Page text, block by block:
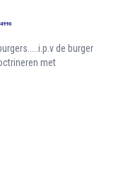
de burger
met